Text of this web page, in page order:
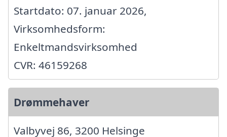
Startdato: 07. januar 2026,
Virksomhedsform:
Enkeltmandsvirksomhed
CVR: 46159268
Drømmehaver
Valbyvej 86, 3200 Helsinge